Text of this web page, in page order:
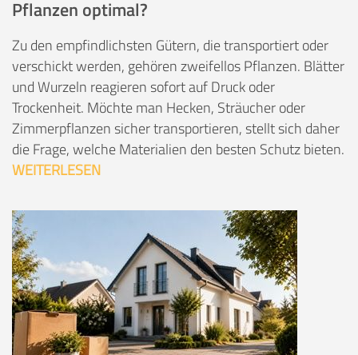
Pflanzen optimal?
Zu den empfindlichsten Gütern, die transportiert oder
verschickt werden, gehören zweifellos Pflanzen. Blätter
und Wurzeln reagieren sofort auf Druck oder
Trockenheit. Möchte man Hecken, Sträucher oder
Zimmerpflanzen sicher transportieren, stellt sich daher
die Frage, welche Materialien den besten Schutz bieten.
WEITERLESEN